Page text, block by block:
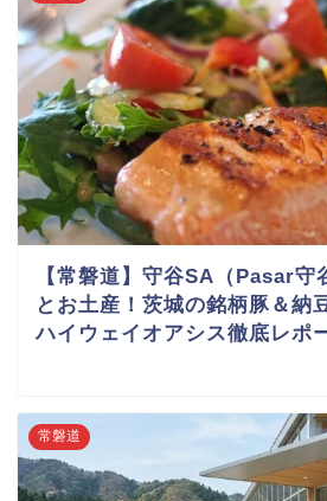
【常磐道】守谷SA（Pasar守
とお土産！茨城の銘柄豚＆納
ハイウェイオアシス徹底レポ
常磐道